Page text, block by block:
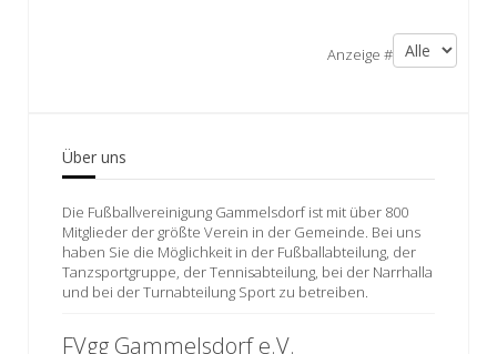
Anzeige #
Über uns
Die Fußballvereinigung Gammelsdorf ist mit über 800
Mitglieder der größte Verein in der Gemeinde. Bei uns
haben Sie die Möglichkeit in der Fußballabteilung, der
Tanzsportgruppe, der Tennisabteilung, bei der Narrhalla
und bei der Turnabteilung Sport zu betreiben.
FVgg Gammelsdorf e.V.